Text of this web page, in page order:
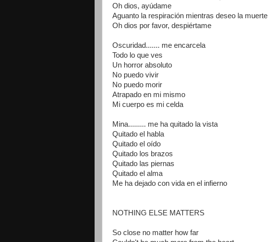
Oh dios, ayúdame
Aguanto la respiración mientras deseo la muerte
Oh dios por favor, despiértame
Oscuridad....... me encarcela
Todo lo que ves
Un horror absoluto
No puedo vivir
No puedo morir
Atrapado en mi mismo
Mi cuerpo es mi celda
Mina......... me ha quitado la vista
Quitado el habla
Quitado el oído
Quitado los brazos
Quitado las piernas
Quitado el alma
Me ha dejado con vida en el infierno
NOTHING ELSE MATTERS
So close no matter how far